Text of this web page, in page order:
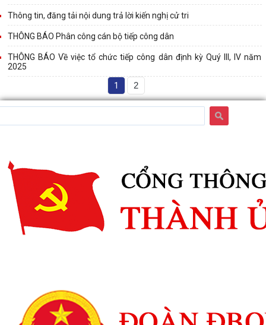
Thông tin, đăng tải nội dung trả lời kiến nghị cử tri
THÔNG BÁO Phân công cán bộ tiếp công dân
THÔNG BÁO Về việc tổ chức tiếp công dân định kỳ Quý III, IV năm
2025
1 2